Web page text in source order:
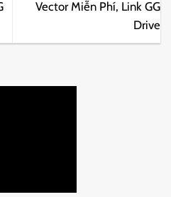
Vector Miễn Phí, Link GG
Drive